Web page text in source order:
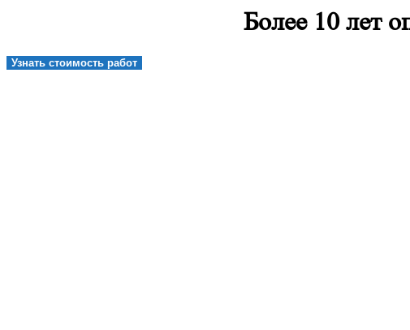
Более 10 лет
Узнать стоимость работ